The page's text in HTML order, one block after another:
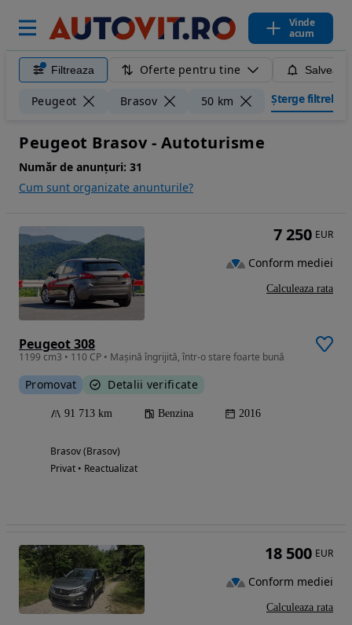
Vinde
acum
Filtreaza Oferte pentru tine
Peugeot Brasov 50 km Șterge filtrele
Peugeot Brasov - Autoturisme
Număr de anunțuri: 31
Cum sunt organizate anunturile?
Peugeot 308
1199 cm3 • 110 CP • Mașină îngrijită, într-o stare foarte bună
Promovat Detalii verificate
91 713 km Benzina 2016
Brasov (Brasov)
Privat • Reactualizat
7 250 EUR
Conform mediei
Calculeaza rata
18 500 EUR
Conform mediei
Calculeaza rata